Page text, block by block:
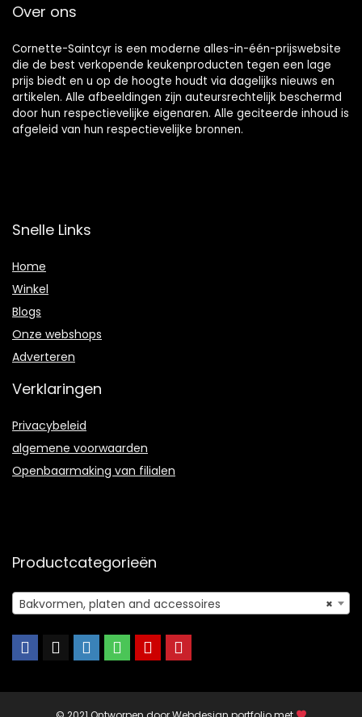
Over ons
Cornette-Saintcyr is een moderne alles-in-één-prijswebsite
die de best verkopende keukenproducten tegen een lage
prijs biedt en u op de hoogte houdt via dagelijks nieuws en
artikelen. Alle afbeeldingen zijn auteursrechtelijk beschermd
door hun respectievelijke eigenaren. Alle geciteerde inhoud is
afgeleid van hun respectievelijke bronnen.
Snelle Links
Home
Winkel
Blogs
Onze webshops
Adverteren
Verklaringen
Privacybeleid
algemene voorwaarden
Openbaarmaking van filialen
Productcategorieën
×
Bakvormen, platen and accessoires